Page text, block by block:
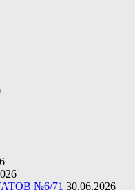
№6/71 30.06.2026